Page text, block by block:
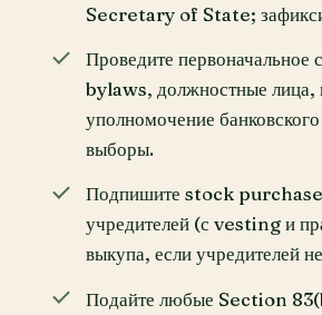
Secretary of State;
Проведите первоначальное
bylaws, должностные лица,
уполномочение
выборы.
Подпишите stock
учредителей (с vesting и
выкупа, если учредителей
Подайте любые Section